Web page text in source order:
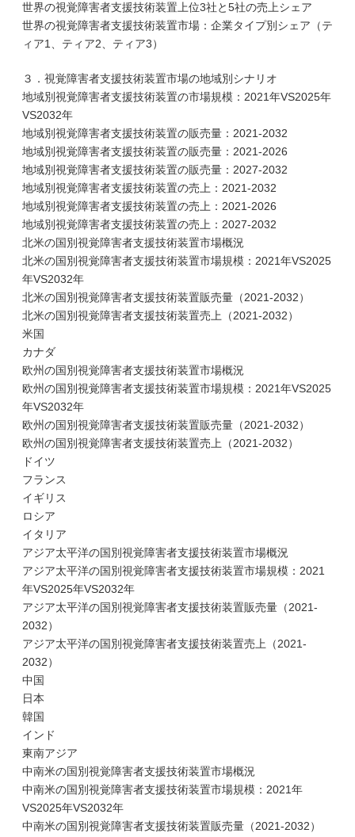
世界の視覚障害者支援技術装置上位3社と5社の売上シェア
世界の視覚障害者支援技術装置市場：企業タイプ別シェア（テ
ィア1、ティア2、ティア3）
３．視覚障害者支援技術装置市場の地域別シナリオ
地域別視覚障害者支援技術装置の市場規模：2021年VS2025年
VS2032年
地域別視覚障害者支援技術装置の販売量：2021-2032
地域別視覚障害者支援技術装置の販売量：2021-2026
地域別視覚障害者支援技術装置の販売量：2027-2032
地域別視覚障害者支援技術装置の売上：2021-2032
地域別視覚障害者支援技術装置の売上：2021-2026
地域別視覚障害者支援技術装置の売上：2027-2032
北米の国別視覚障害者支援技術装置市場概況
北米の国別視覚障害者支援技術装置市場規模：2021年VS2025
年VS2032年
北米の国別視覚障害者支援技術装置販売量（2021-2032）
北米の国別視覚障害者支援技術装置売上（2021-2032）
米国
カナダ
欧州の国別視覚障害者支援技術装置市場概況
欧州の国別視覚障害者支援技術装置市場規模：2021年VS2025
年VS2032年
欧州の国別視覚障害者支援技術装置販売量（2021-2032）
欧州の国別視覚障害者支援技術装置売上（2021-2032）
ドイツ
フランス
イギリス
ロシア
イタリア
アジア太平洋の国別視覚障害者支援技術装置市場概況
アジア太平洋の国別視覚障害者支援技術装置市場規模：2021
年VS2025年VS2032年
アジア太平洋の国別視覚障害者支援技術装置販売量（2021-
2032）
アジア太平洋の国別視覚障害者支援技術装置売上（2021-
2032）
中国
日本
韓国
インド
東南アジア
中南米の国別視覚障害者支援技術装置市場概況
中南米の国別視覚障害者支援技術装置市場規模：2021年
VS2025年VS2032年
中南米の国別視覚障害者支援技術装置販売量（2021-2032）